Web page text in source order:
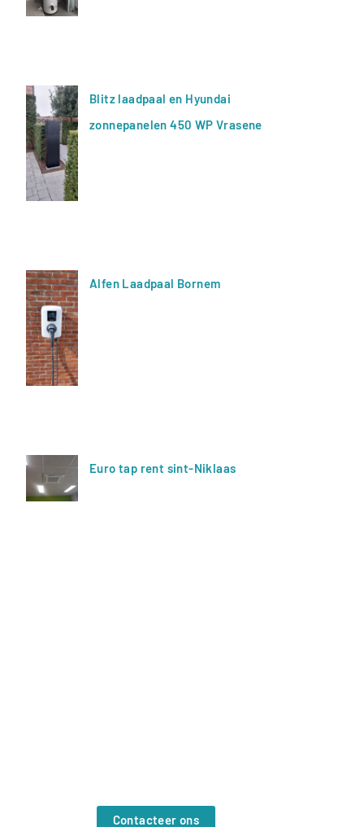
Blitz laadpaal en Hyundai
zonnepanelen 450 WP Vrasene
Alfen Laadpaal Bornem
Euro tap rent sint-Niklaas
Contacteer ons